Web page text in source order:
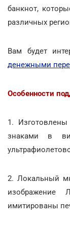
банкнот,
различных
Вам будет
денежными
Особенности
1.
знаками в
2. Локальный
изображение
имитированы